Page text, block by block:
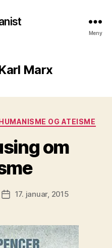
Meny
Marx
OG ATEISME
om
Publiseringsdato
17. januar, 2015